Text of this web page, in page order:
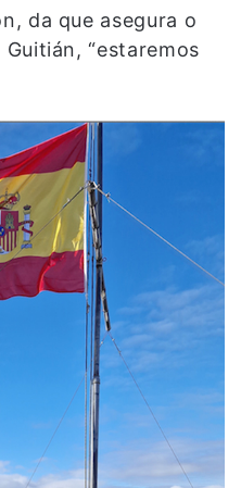
da que asegura o
“estaremos